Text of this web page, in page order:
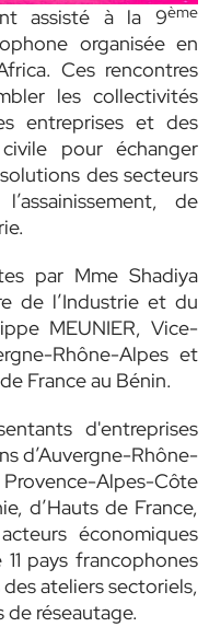
assisté à la 9ème
organisée en
Ces rencontres
les collectivités
entreprises et des
pour échanger
des secteurs
de
par Mme Shadiya
de l’Industrie et du
MEUNIER, Vice-
Rhône-Alpes et
France au Bénin.
d'entreprises
d’Auvergne-Rhône-
Alpes-Côte
d’Hauts de France,
économiques
pays francophones
ateliers sectoriels,
réseautage.